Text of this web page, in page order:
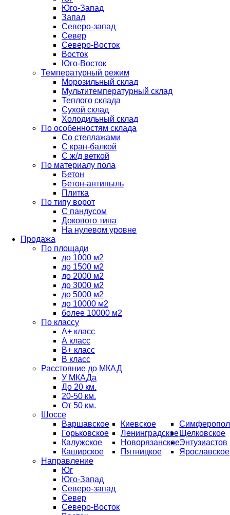
Юго-Запад
Запад
Северо-запад
Север
Северо-Восток
Восток
Юго-Восток
Температурный режим
Морозильный склад
Мультитемпературный склад
Теплого склада
Сухой склад
Холодильный склад
По особенностям склада
Со стеллажами
С кран-балкой
С ж/д веткой
По материалу пола
Бетон
Бетон-антипыль
Плитка
По типу ворот
С пандусом
Докового типа
На нулевом уровне
Продажа
По площади
до 1000 м2
до 1500 м2
до 2000 м2
до 3000 м2
до 5000 м2
до 10000 м2
более 10000 м2
По классу
A+ класс
А класс
В+ класс
B класс
Расстояние до МКАД
У МКАДа
До 20 км.
20-50 км.
От 50 км.
Шоссе
Варшавское
Горьковское
Калужское
Каширское
Киевское
Ленинградское
Новорязанское
Пятницкое
Щелковское
Энтузиастов
Ярославское
Направление
Юг
Юго-Запад
Северо-запад
Север
Северо-Восток